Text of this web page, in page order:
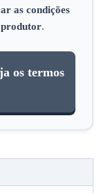
as condições
produtor.
os termos